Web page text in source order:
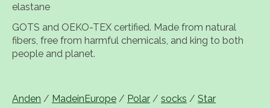
elastane
GOTS and OEKO-TEX certified. Made from natural
fibers, free from harmful chemicals, and king to both
people and planet.
Anden / MadeinEurope / Polar / socks / Star